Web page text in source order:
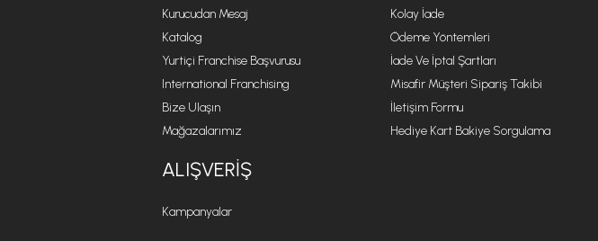
Kurucudan Mesaj
Katalog
Yurtiçi Franchise Başvurusu
International Franchising
Bize Ulaşın
Mağazalarımız
Kolay İade
Ödeme Yöntemleri
İade Ve İptal Şartları
Misafir Müşteri Sipariş Takibi
İletişim Formu
Hediye Kart Bakiye Sorgulama
ALIŞVERIŞ
Kampanyalar